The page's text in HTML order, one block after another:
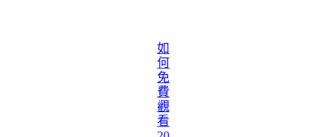
如
何
免
費
觀
看